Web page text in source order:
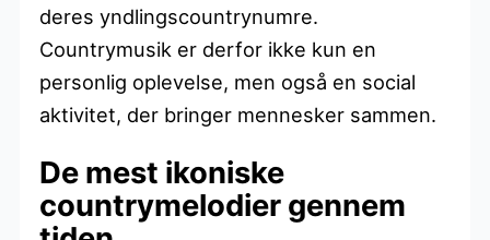
deres yndlingscountrynumre.
Countrymusik er derfor ikke kun en
personlig oplevelse, men også en social
aktivitet, der bringer mennesker sammen.
De mest ikoniske
countrymelodier gennem